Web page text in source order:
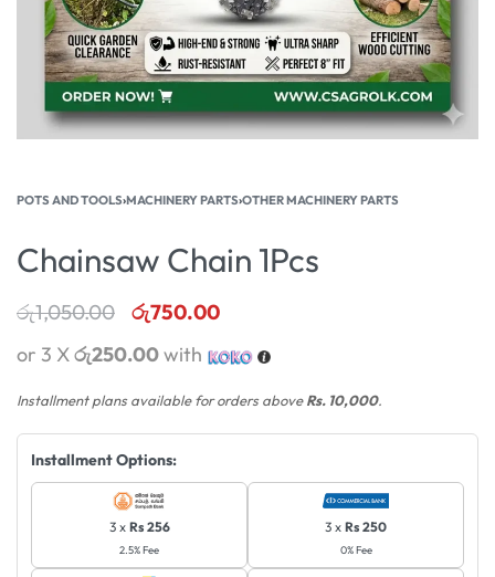
POTS AND TOOLS›MACHINERY PARTS›OTHER MACHINERY PARTS
Chainsaw Chain 1Pcs
රු1,050.00 රු750.00
or 3 Xරු250.00with
Installment plans available for orders aboveRs. 10,000.
Installment Options:
3 x Rs 256
2.5% Fee
3 x Rs 250
0% Fee